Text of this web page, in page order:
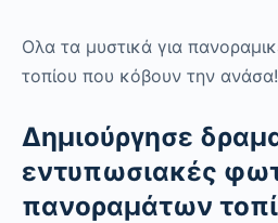
Ολα τα μυστικά για
τοπίου που κόβουν την ανάσα!
Δημιούργησε
εντυπωσιακές
πανοραμάτων